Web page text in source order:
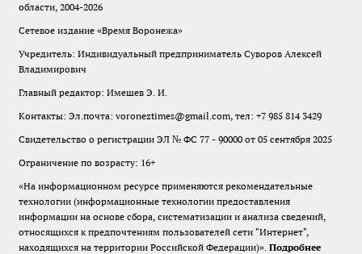
области, 2004-2026
Сетевое издание «Время Воронежа»
Учредитель: Индивидуальный предприниматель Суворов Алексей
Владимирович
Главный редактор: Имешев Э. И.
Контакты: Эл.почта: voroneztimes@gmail.com, тел: +7 985 814 3429
Свидетельство о регистрации ЭЛ № ФС 77 - 90000 от 05 сентября 2025
Ограничение по возрасту: 16+
«На информационном ресурсе применяются рекомендательные
технологии (информационные технологии предоставления
информации на основе сбора, систематизации и анализа сведений,
относящихся к предпочтениям пользователей сети "Интернет",
находящихся на территории Российской Федерации)». Подробнее